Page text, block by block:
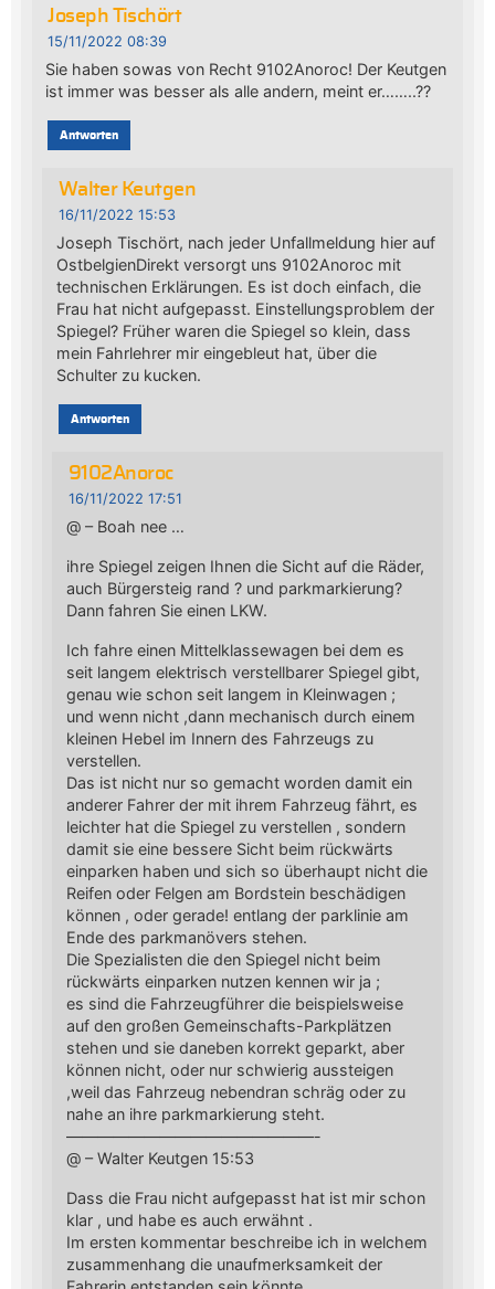
Joseph Tischört
15/11/2022 08:39
Sie haben sowas von Recht 9102Anoroc! Der Keutgen
ist immer was besser als alle andern, meint er……..??
Antworten
Walter Keutgen
16/11/2022 15:53
Joseph Tischört, nach jeder Unfallmeldung hier auf
OstbelgienDirekt versorgt uns 9102Anoroc mit
technischen Erklärungen. Es ist doch einfach, die
Frau hat nicht aufgepasst. Einstellungsproblem der
Spiegel? Früher waren die Spiegel so klein, dass
mein Fahrlehrer mir eingebleut hat, über die
Schulter zu kucken.
Antworten
9102Anoroc
16/11/2022 17:51
@ – Boah nee …
ihre Spiegel zeigen Ihnen die Sicht auf die Räder,
auch Bürgersteig rand ? und parkmarkierung?
Dann fahren Sie einen LKW.
Ich fahre einen Mittelklassewagen bei dem es
seit langem elektrisch verstellbarer Spiegel gibt,
genau wie schon seit langem in Kleinwagen ;
und wenn nicht ,dann mechanisch durch einem
kleinen Hebel im Innern des Fahrzeugs zu
verstellen.
Das ist nicht nur so gemacht worden damit ein
anderer Fahrer der mit ihrem Fahrzeug fährt, es
leichter hat die Spiegel zu verstellen , sondern
damit sie eine bessere Sicht beim rückwärts
einparken haben und sich so überhaupt nicht die
Reifen oder Felgen am Bordstein beschädigen
können , oder gerade! entlang der parklinie am
Ende des parkmanövers stehen.
Die Spezialisten die den Spiegel nicht beim
rückwärts einparken nutzen kennen wir ja ;
es sind die Fahrzeugführer die beispielsweise
auf den großen Gemeinschafts-Parkplätzen
stehen und sie daneben korrekt geparkt, aber
können nicht, oder nur schwierig aussteigen
,weil das Fahrzeug nebendran schräg oder zu
nahe an ihre parkmarkierung steht.
————————————————-
@ – Walter Keutgen 15:53
Dass die Frau nicht aufgepasst hat ist mir schon
klar , und habe es auch erwähnt .
Im ersten kommentar beschreibe ich in welchem
zusammenhang die unaufmerksamkeit der